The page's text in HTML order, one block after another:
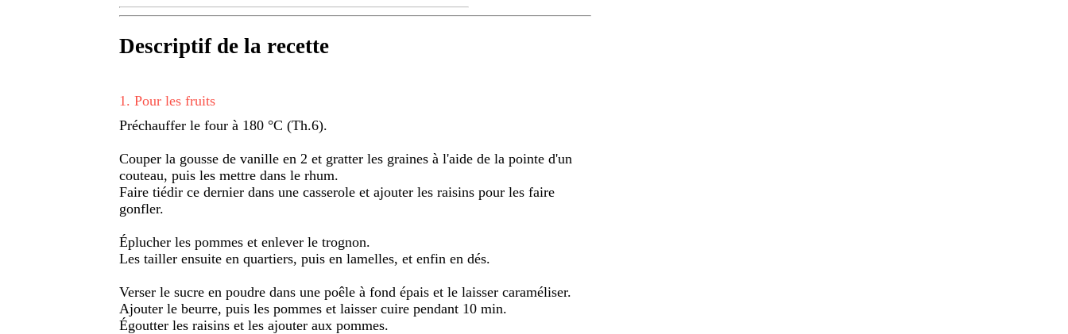
Descriptif de la recette
1 . Pour les fruits
Préchauffer le four à 180 °C (Th.6).
Couper la gousse de vanille en 2 et gratter les graines à l'aide de la pointe d'un
couteau, puis les mettre dans le rhum.
Faire tiédir ce dernier dans une casserole et ajouter les raisins pour les faire
gonfler.
Éplucher les pommes et enlever le trognon.
Les tailler ensuite en quartiers, puis en lamelles, et enfin en dés.
Verser le sucre en poudre dans une poêle à fond épais et le laisser caraméliser.
Ajouter le beurre, puis les pommes et laisser cuire pendant 10 min.
Égoutter les raisins et les ajouter aux pommes.